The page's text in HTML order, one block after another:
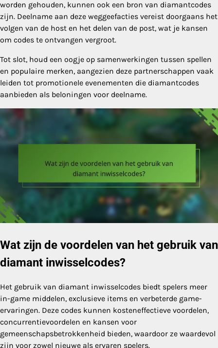
worden gehouden, kunnen ook een bron van diamantcodes
zijn. Deelname aan deze weggeefacties vereist doorgaans het
volgen van de host en het delen van de post, wat je kansen
om codes te ontvangen vergroot.
Tot slot, houd een oogje op samenwerkingen tussen spellen
en populaire merken, aangezien deze partnerschappen vaak
leiden tot promotionele evenementen die diamantcodes
aanbieden als beloningen voor deelname.
Wat zijn de voordelen van het gebruik van
diamant inwisselcodes?
Het gebruik van diamant inwisselcodes biedt spelers meer
in-game middelen, exclusieve items en verbeterde game-
ervaringen. Deze codes kunnen kosteneffectieve voordelen,
concurrentievoordelen en kansen voor
gemeenschapsbetrokkenheid bieden, waardoor ze waardevol
zijn voor zowel nieuwe als ervaren spelers.